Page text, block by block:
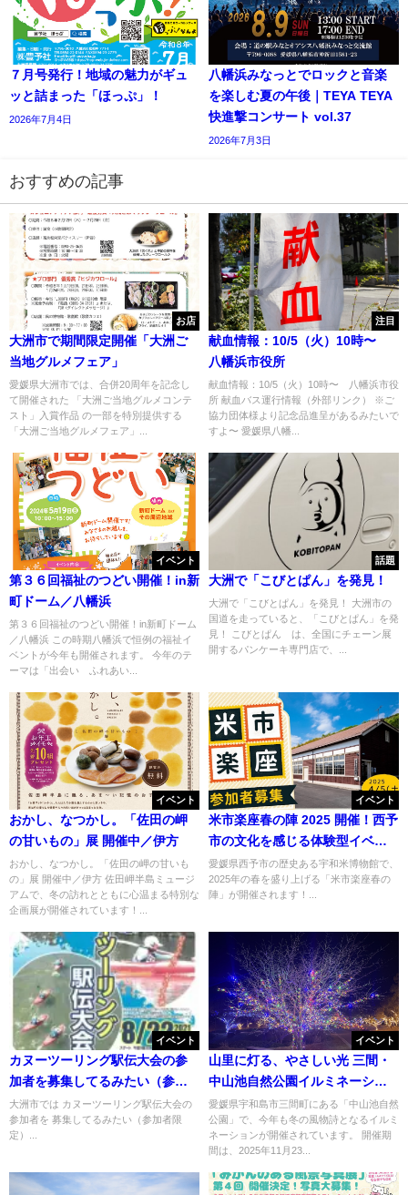
７月号発行！地域の魅力がギュ
ッと詰まった「ほっぷ」！
2026年7月4日
八幡浜みなっとでロックと音楽
を楽しむ夏の午後｜TEYA TEYA
快進撃コンサート vol.37
2026年7月3日
おすすめの記事
お店
大洲市で期間限定開催「大洲ご
当地グルメフェア」
愛媛県大洲市では、合併20周年を記念し
て開催された 「大洲ご当地グルメコンテ
スト」入賞作品 の一部を特別提供する
「大洲ご当地グルメフェア」...
注目
献血情報：10/5（火）10時〜
八幡浜市役所
献血情報：10/5（火）10時〜 八幡浜市役
所 献血バス運行情報（外部リンク） ※ご
協力団体様より記念品進呈があるみたいで
すよ〜 愛媛県八幡...
イベント
第３６回福祉のつどい開催！in新
町ドーム／八幡浜
第３６回福祉のつどい開催！in新町ドーム
／八幡浜 この時期八幡浜で恒例の福祉イ
ベントが今年も開催されます。 今年のテ
ーマは「出会い ふれあい...
話題
大洲で「こびとぱん」を発見！
大洲で「こびとぱん」を発見！ 大洲市の
国道を走っていると、「こびとぱん」を発
見！ こびとぱん は、全国にチェーン展
開するパンケーキ専門店で、...
イベント
おかし、なつかし。「佐田の岬
の甘いもの」展 開催中／伊方
おかし、なつかし。「佐田の岬の甘いも
の」展 開催中／伊方 佐田岬半島ミュージ
アムで、冬の訪れとともに心温まる特別な
企画展が開催されています！...
イベント
米市楽座春の陣 2025 開催！西予
市の文化を感じる体験型イベン
ト
愛媛県西予市の歴史ある宇和米博物館で、
2025年の春を盛り上げる「米市楽座春の
陣」が開催されます！...
イベント
カヌーツーリング駅伝大会の参
加者を募集してるみたい（参加
者限定）
大洲市では カヌーツーリング駅伝大会の
参加者を 募集してるみたい（参加者限
定）...
イベント
山里に灯る、やさしい光 三間・
中山池自然公園イルミネーショ
ン
愛媛県宇和島市三間町にある「中山池自然
公園」で、今年も冬の風物詩となるイルミ
ネーションが開催されています。 開催期
間は、2025年11月23...